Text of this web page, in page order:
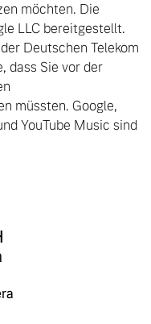
möchten. Die
LLC bereitgestellt.
Deutschen Telekom
dass Sie vor der
müssten. Google,
YouTube Music sind